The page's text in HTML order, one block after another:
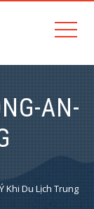
AN-
Khi Du Lịch Trung